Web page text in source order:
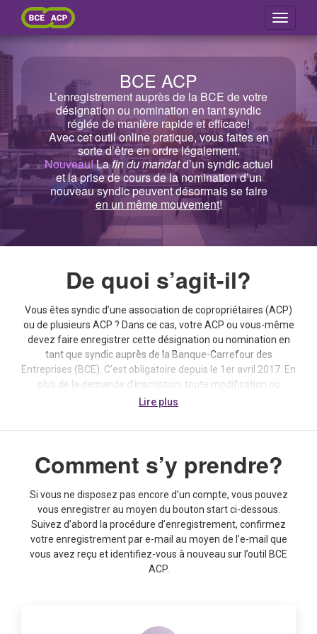
Menu
BCE ACP
L’enregistrement auprès de la BCE de votre
désignation ou nomination en tant syndic
réglée de manière rapide et efficace!
Avec cet outil online pratique, vous faites en
sorte d’être en ordre légalement.
Nouveau!Lafin du mandatd’un syndic actuel
et la prise de cours de la nomination d’un
nouveau syndic peuvent désormais se faire
en un même mouvement!
De quoi s’agit-il?
Vous êtes syndic d’une association de copropriétaires (ACP)
ou de plusieurs ACP ? Dans ce cas, votre ACP ou vous-même
devez faire enregistrer cette désignation ou nomination en
tant que syndic auprès de la Banque-Carrefour des
Entreprises (BCE). C’est obligatoire depuis le 1er avril 2017. En
plus de la demande d’inscription, toute modification ou
radiation de vos données en tant que syndic doit également
vous soyez un syndic professionnel ou un copropriétaire qui a
Demande d’inscription
Votre association de copropriétaires ou vous-même en tant
que syndic devez introduire une demande d’inscription
auprès d’un guichet d’entreprise et cela au plus tard le jour
ouvrable qui précède le jour où votre mission en tant que
syndic prend cours. Il existe une exception pour le cas où la
décision de désignation ou de nomination a été prise moins
de huit jours ouvrables avant le jour où votre mission
Lire plus
Comment s’y prendre?
Si vous ne disposez pas encore d’un compte, vous pouvez
vous enregistrer au moyen du bouton start ci-dessous.
Suivez d’abord la procédure d’enregistrement, confirmez
votre enregistrement par e-mail au moyen de l’e-mail que
vous avez reçu et identifiez-vous à nouveau sur l’outil BCE
ACP.